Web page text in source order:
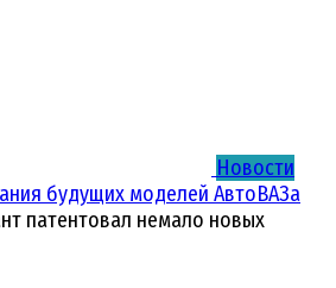
Новости
будущих моделей АвтоВАЗа
патентовал немало новых